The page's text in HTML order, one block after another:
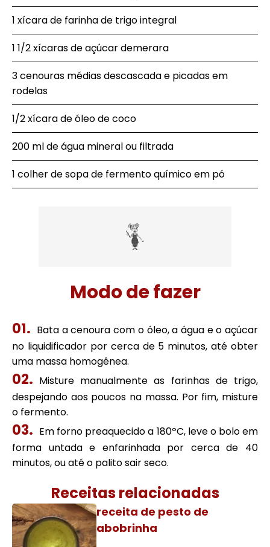
1 xícara de farinha de trigo integral
1 1/2 xícaras de açúcar demerara
3 cenouras médias descascada e picadas em
rodelas
1/2 xícara de óleo de coco
200 ml de água mineral ou filtrada
1 colher de sopa de fermento químico em pó
Modo de fazer
Bata a cenoura com o óleo, a água e o açúcar
no liquidificador por cerca de 5 minutos, até obter
uma massa homogênea.
Misture manualmente as farinhas de trigo,
despejando aos poucos na massa. Por fim, misture
o fermento.
Em forno preaquecido a 180ºC, leve o bolo em
forma untada e enfarinhada por cerca de 40
minutos, ou até o palito sair seco.
Receitas relacionadas
receita de pesto de
abobrinha